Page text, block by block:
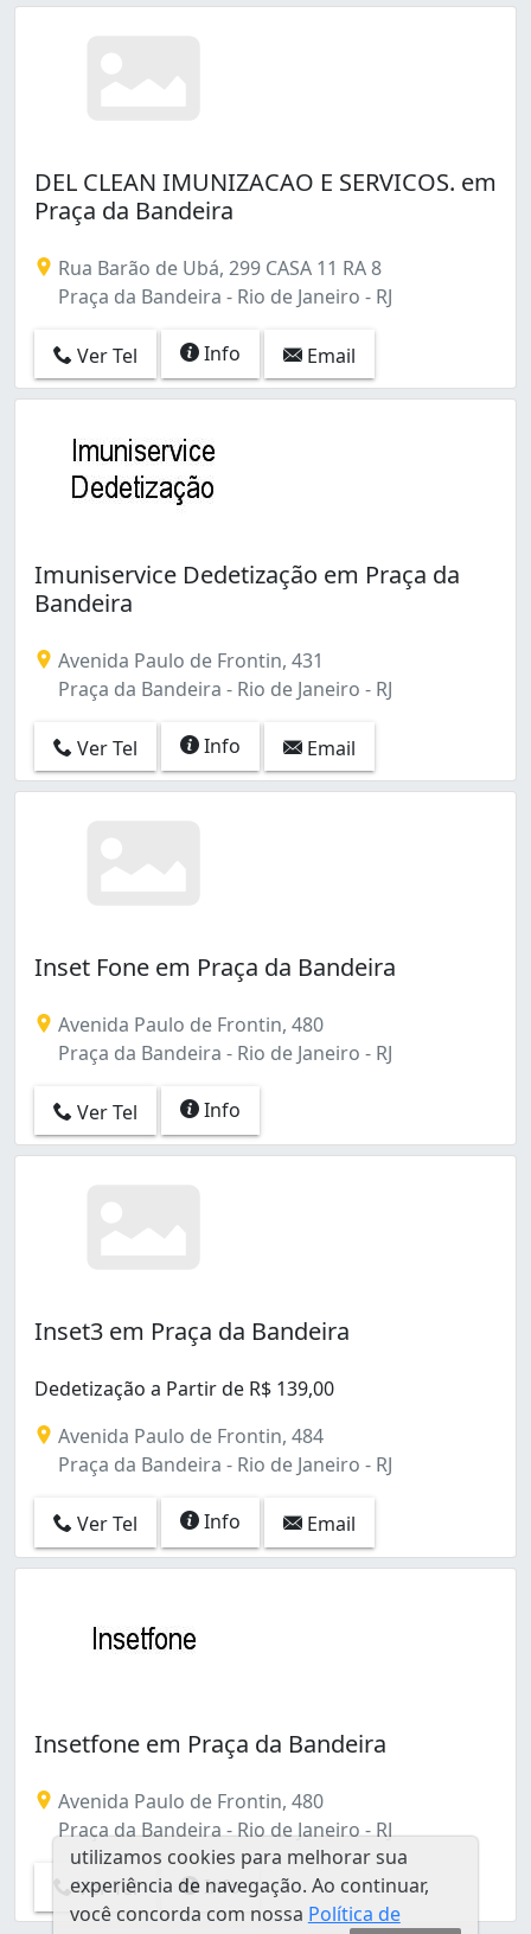
DEL CLEAN IMUNIZACAO E SERVICOS. em
Praça da Bandeira
Rua Barão de Ubá, 299 CASA 11 RA 8
Praça da Bandeira - Rio de Janeiro - RJ
Ver Tel Info Email
Imuniservice Dedetização em Praça da
Bandeira
Avenida Paulo de Frontin, 431
Praça da Bandeira - Rio de Janeiro - RJ
Ver Tel Info Email
Inset Fone em Praça da Bandeira
Avenida Paulo de Frontin, 480
Praça da Bandeira - Rio de Janeiro - RJ
Ver Tel Info
Inset3 em Praça da Bandeira
Dedetização a Partir de R$ 139,00
Avenida Paulo de Frontin, 484
Praça da Bandeira - Rio de Janeiro - RJ
Ver Tel Info Email
Insetfone em Praça da Bandeira
Avenida Paulo de Frontin, 480
Praça da Bandeira - Rio de Janeiro - RJ
Ver Tel Info
utilizamos cookies para melhorar sua
experiência de navegação. Ao continuar,
você concorda com nossa Política de